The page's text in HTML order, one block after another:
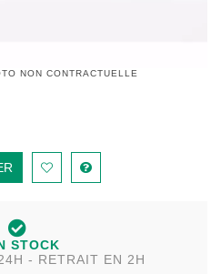
NON CONTRACTUELLE
STOCK
- RETRAIT EN 2H